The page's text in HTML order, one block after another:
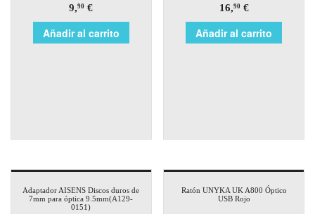
9,90 €
Añadir al carrito
16,90€
Añadir al carrito
Adaptador AISENS Discos duros de
7mm para óptica 9.5mm(A129-
0151)
Ratón UNYKA UK A800 Óptico
USB Rojo